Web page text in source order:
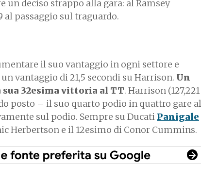
un deciso strappo alla gara: al Ramsey
al passaggio sul traguardo.
il suo vantaggio in ogni settore e
vantaggio di 21,5 secondi su Harrison. Un
32esima vittoria al TT. Harrison (127,221
posto – il suo quarto podio in quattro gare al
sul podio. Sempre su Ducati Panigale
Herbertson e il 12esimo di Conor Cummins.